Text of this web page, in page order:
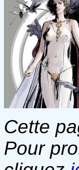
Cette
Pour